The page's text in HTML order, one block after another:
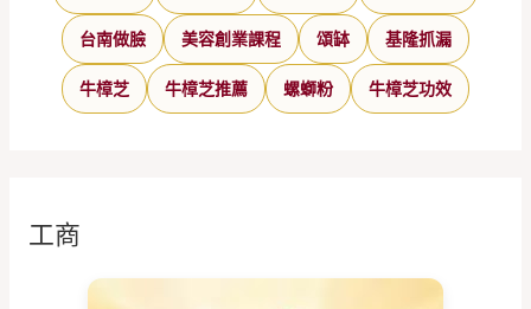
台南做臉 美容創業課程 頌缽 基隆抓漏
牛樟芝 牛樟芝推薦 螺螄粉 牛樟芝功效
工商